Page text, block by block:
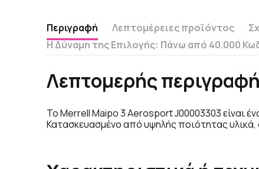
Περιγραφή Λεπτομέρειες προϊόντος
Η Δύναμη της Επιλογής: Πάνω από 40.000
Λεπτομερής
Το Merrell Maipo 3 Aerosport J00003303 είναι
Κατασκευασμένο από υψηλής ποιότητας